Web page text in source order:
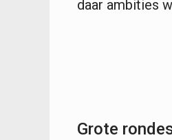
daar ambities
Grote